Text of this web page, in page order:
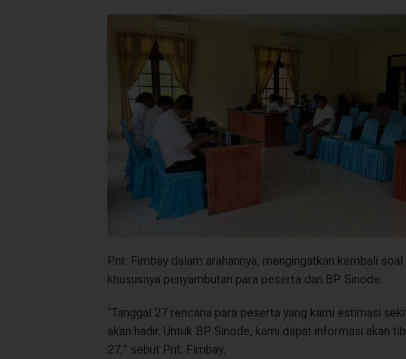
Pnt. Fimbay dalam arahannya, mengingatkan kembali
khususnya penyambutan para peserta dan BP Sinode.
“Tanggal 27 rencana para peserta yang kami estimasi
akan hadir. Untuk BP Sinode, kami dapat informasi akan
27,” sebut Pnt. Fimbay.